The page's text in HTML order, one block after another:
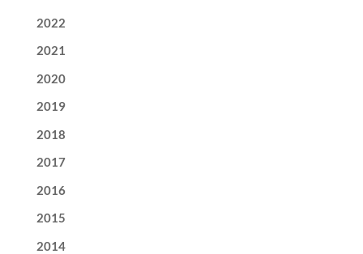
2022
2021
2020
2019
2018
2017
2016
2015
2014